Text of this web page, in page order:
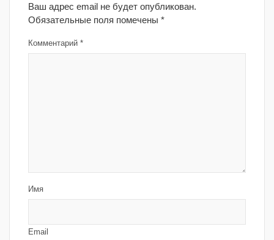
Ваш адрес email не будет опубликован.
Обязательные поля помечены *
Комментарий *
Имя
Email